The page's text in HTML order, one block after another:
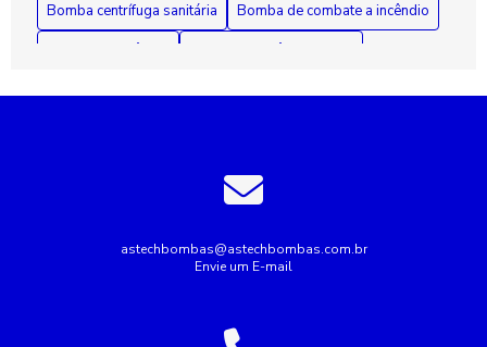
Bomba centrífuga sanitária
Bomba de combate a incêndio
Bombas submersas
Conserto de bomba submersa
Conserto de bombas
Empresa de rebobinagem de motores
astechbombas@astechbombas.com.br
Envie um E-mail